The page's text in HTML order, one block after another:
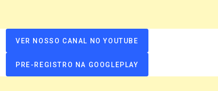
VER NOSSO CANAL NO YOUTUBE
PRE-REGISTRO NA GOOGLEPLAY